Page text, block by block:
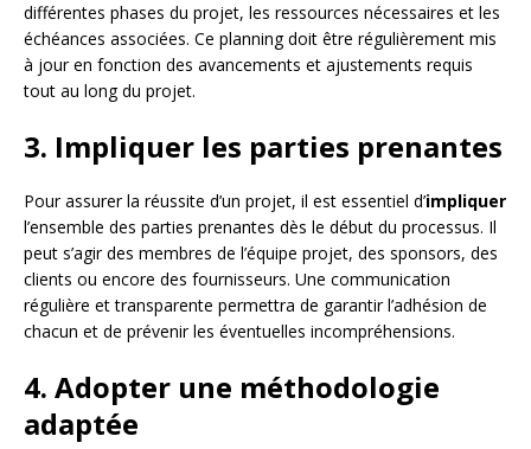
différentes phases du projet, les ressources nécessaires et les
échéances associées. Ce planning doit être régulièrement mis
à jour en fonction des avancements et ajustements requis
tout au long du projet.
3. Impliquer les parties prenantes
Pour assurer la réussite d’un projet, il est essentiel d’impliquer
l’ensemble des parties prenantes dès le début du processus. Il
peut s’agir des membres de l’équipe projet, des sponsors, des
clients ou encore des fournisseurs. Une communication
régulière et transparente permettra de garantir l’adhésion de
chacun et de prévenir les éventuelles incompréhensions.
4. Adopter une méthodologie
adaptée